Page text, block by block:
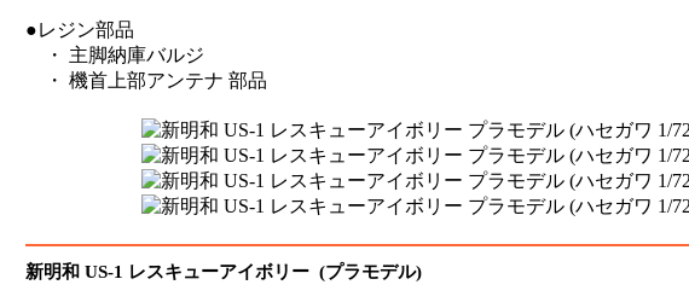
●レジン部品
・ 主脚納庫バルジ
・ 機首上部アンテナ 部品
新明和 US-1 レスキューアイボリー (プラモデル)